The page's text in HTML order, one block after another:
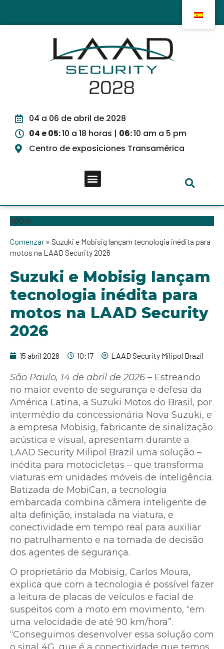
04 a 06 de abril de 2028
04 e 05:10 a 18 horas | 06:10 am a 5 pm
Centro de exposiciones Transamérica
100%
Comenzar » Suzuki e Mobisig lançam tecnologia inédita para
motos na LAAD Security 2026
Suzuki e Mobisig lançam
tecnologia inédita para
motos na LAAD Security
2026
15 abril 2026 10:17 LAAD Security Milipol Brazil
São Paulo, 14 de abril de 2026 – Estreando
no maior evento de segurança e defesa da
América Latina, a Suzuki Motos do Brasil, por
intermédio da concessionária Nova Suzuki, e
a empresa Mobisig, fabricante de sinalização
acústica e visual, apresentam durante a
LAAD Security Milipol Brazil uma solução –
inédita para motocicletas – que transforma
viaturas em unidades móveis de inteligência.
Batizada de MobiCan, a tecnologia
embarcada combina câmera inteligente de
alta deﬁnição, instalada na viatura, e
conectividade em tempo real para auxiliar
no patrulhamento e na tomada de decisão
dos agentes de segurança.
O proprietário da Mobisig, Carlos Moura,
explica que com a tecnologia é possível fazer
a leitura de placas de veículos e facial de
suspeitos com a moto em movimento, “em
uma velocidade de até 90 km/hora”.
“Conseguimos desenvolver essa solução com